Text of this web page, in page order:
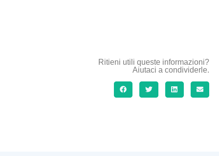
Ritieni utili queste informazioni?
Aiutaci a condividerle.